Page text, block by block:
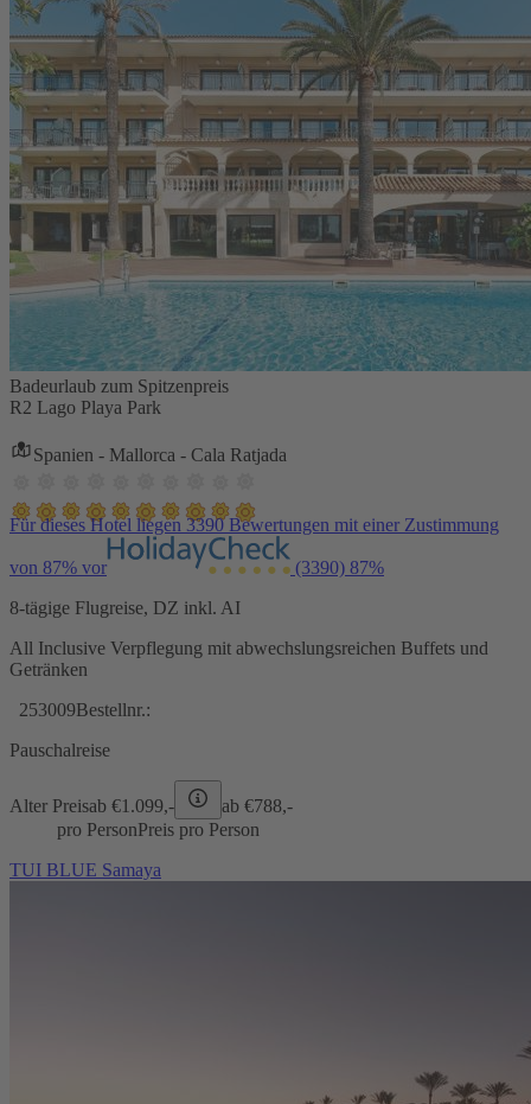
Badeurlaub zum Spitzenpreis
R2 Lago Playa Park
Spanien - Mallorca - Cala Ratjada
Für dieses Hotel liegen 3390 Bewertungen mit einer Zustimmung
von 87% vor (3390) 87%
8-tägige Flugreise, DZ inkl. AI
All Inclusive Verpflegung mit abwechslungsreichen Buffets und
Getränken
253009Bestellnr.:
Pauschalreise
Alter Preisab €1.099,- ab €788,-
pro PersonPreis pro Person
TUI BLUE Samaya